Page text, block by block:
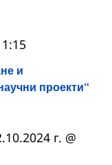
и
проекти“
г. @